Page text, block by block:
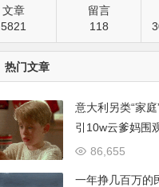
文章
5821
留言
118
热门文章
意大利另类“家庭
引10w云爹妈围
86,655
一年挣几百万的